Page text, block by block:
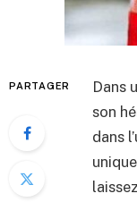
PARTAGER Dans
son
dans